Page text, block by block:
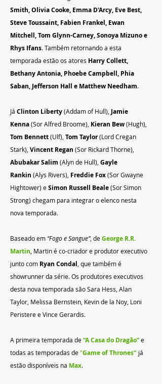
Smith, Olivia Cooke, Emma D'Arcy, Eve Best,
Steve Toussaint, Fabien Frankel, Ewan
Mitchell, Tom Glynn-Carney, Sonoya Mizuno e
Rhys Ifans. Também retornando a esta
temporada estão os atores Harry Collett,
Bethany Antonia, Phoebe Campbell, Phia
Saban, Jefferson Hall e Matthew Needham.
Já Clinton Liberty (Addam of Hull), Jamie
Kenna (Sor Alfred Broome), Kieran Bew (Hugh),
Tom Bennett (Ulf), Tom Taylor (Lord Cregan
Stark), Vincent Regan (Sor Rickard Thorne),
Abubakar Salim (Alyn de Hull), Gayle
Rankin (Alys Rivers), Freddie Fox (Sor Gwayne
Hightower) e Simon Russell Beale (Sor Simon
Strong) chegam para integrar o elenco nesta
nova temporada.
Baseado em “Fogo e Sangue”, de George R.R.
Martin Martin é co-criador e produtor executivo
junto com Ryan Condal , que também é
showrunner da série. Os produtores executivos
desta nova temporada são Sara Hess, Alan
Taylor, Melissa Bernstein, Kevin de la Noy, Loni
Peristere e Vince Gerardis.
A primeira temporada de“A Casa do Dragão” e
todas as temporadas de "Game of Thrones" já
estão disponíveis na Max.